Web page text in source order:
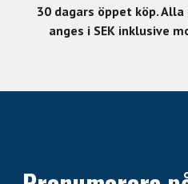
Hardware: Krom
Levereras med case
30 dagars öppet köp. Alla
anges i SEK inklusive